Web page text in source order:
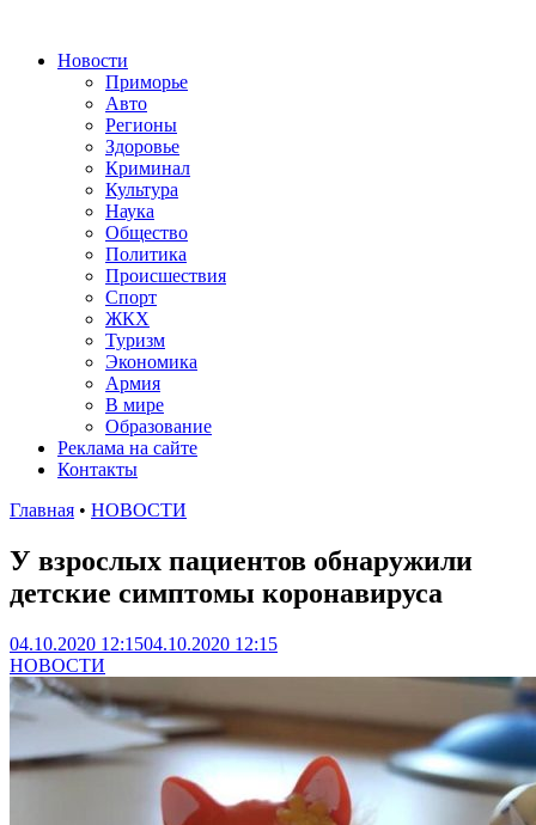
Новости
Приморье
Авто
Регионы
Здоровье
Криминал
Культура
Наука
Общество
Политика
Происшествия
Спорт
ЖКХ
Туризм
Экономика
Армия
В мире
Образование
Реклама на сайте
Контакты
Главная • НОВОСТИ
У взрослых пациентов обнаружили
детские симптомы коронавируса
04.10.2020 12:1504.10.2020 12:15
НОВОСТИ